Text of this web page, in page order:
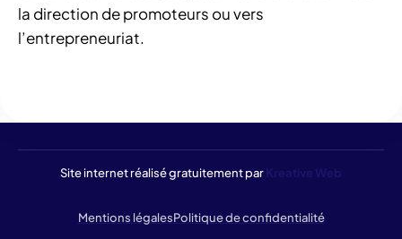
la direction de promoteurs ou vers
l’entrepreneuriat.
Site internet réalisé gratuitement parKreative Web
Mentions légalesPolitique de confidentialité